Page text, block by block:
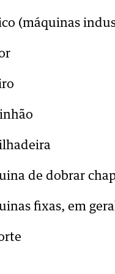
(máquinas
de dobrar
fixas, em